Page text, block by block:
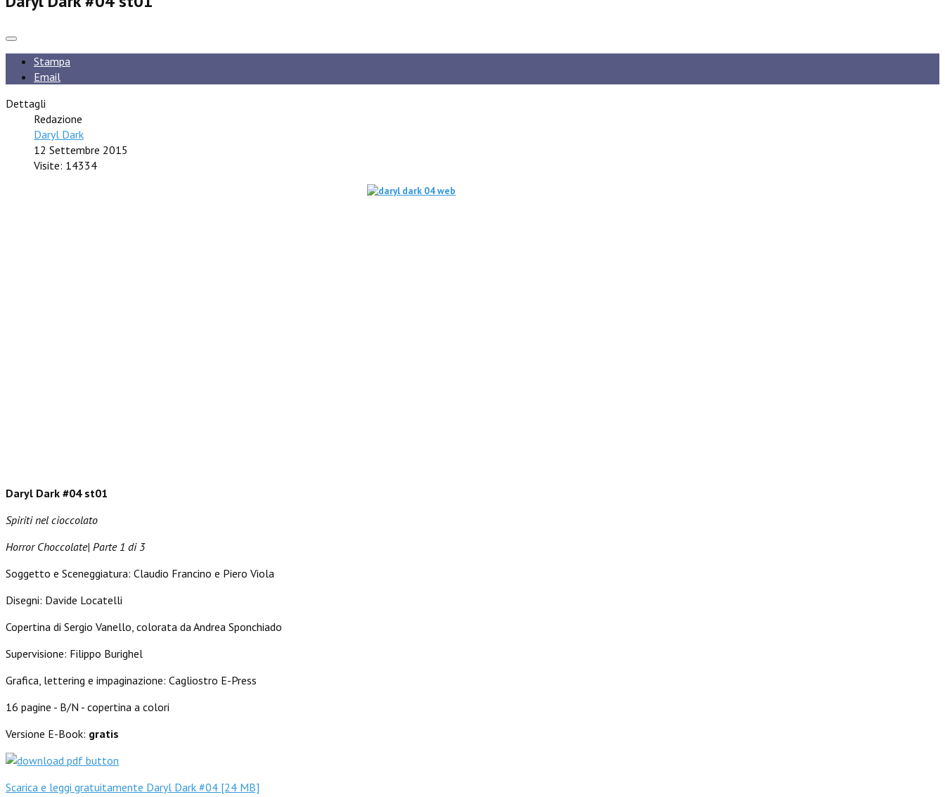
Stampa
Email
Dettagli
Redazione
Daryl Dark
12 Settembre 2015
Visite: 14334
Daryl Dark #04 st01
Spiriti nel cioccolato
Horror Choccolate| Parte 1 di 3
Soggetto e Sceneggiatura: Claudio Francino e Piero Viola
Disegni: Davide Locatelli
Copertina di Sergio Vanello, colorata da Andrea Sponchiado
Supervisione: Filippo Burighel
Grafica, lettering e impaginazione: Cagliostro E-Press
16 pagine - B/N - copertina a colori
Versione E-Book: gratis
Scarica e leggi gratuitamente Daryl Dark #04 [24 MB]